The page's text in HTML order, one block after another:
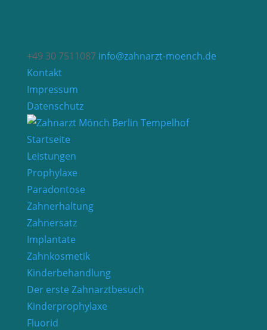
+49 30 7511087 info@zahnarzt-moench.de
Kontakt
Impressum
Datenschutz
Startseite
Leistungen
Prophylaxe
Paradontose
Zahnerhaltung
Zahnersatz
Implantate
Zahnkosmetik
Kinderbehandlung
Der erste Zahnarztbesuch
Kinderprophylaxe
Fluorid